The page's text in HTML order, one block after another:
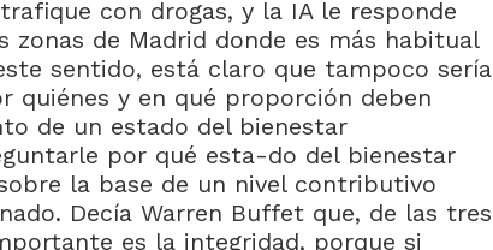
con drogas, y la IA le responde
zonas de Madrid donde es más habitual
sentido, está claro que tampoco sería
quiénes y en qué proporción deben
de un estado del bienestar
por qué esta-do del bienestar
la base de un nivel contributivo
Decía Warren Buffet que, de las tres
es la integridad, porque si